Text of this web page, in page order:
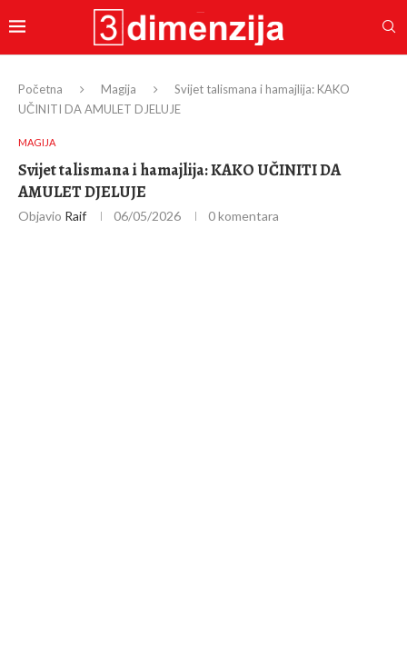
Početna Magija
Svijet talismana i hamajlija: KAKO
UČINITI DA AMULET DJELUJE
MAGIJA
Svijet talismana i hamajlija: KAKO UČINITI DA
AMULET DJELUJE
Objavio Raif 06/05/2026 0 komentara